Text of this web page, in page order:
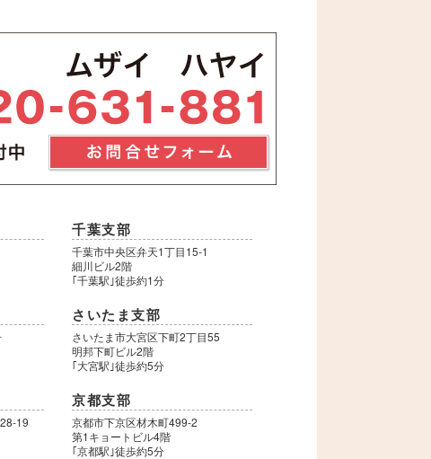
千葉支部
千葉市中央区弁天1丁目15-1
細川ビル2階
｢千葉駅｣徒歩約1分
さいたま支部
さいたま市大宮区下町2丁目55
明邦下町ビル2階
｢大宮駅｣徒歩約5分
19
京都支部
京都市下京区材木町499-2
第1キョートビル4階
｢京都駅｣徒歩約5分